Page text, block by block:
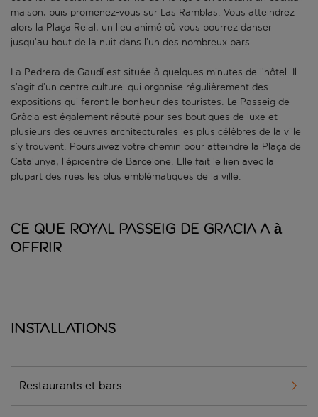
maison, puis promenez-vous sur Las Ramblas. Vous atteindrez
alors la Plaça Reial, un lieu animé où vous pourrez danser
jusqu’au bout de la nuit dans l’un des nombreux bars.
La Pedrera de Gaudí est située à quelques minutes de l’hôtel. Il
s’agit d’un centre culturel qui organise régulièrement des
expositions qui feront le bonheur des touristes. Le Passeig de
Gràcia est également réputé pour ses boutiques de luxe et
plusieurs des œuvres architecturales les plus célèbres de la ville
s’y trouvent. Poursuivez votre chemin pour atteindre la Plaça de
Catalunya, l’épicentre de Barcelone. Elle fait le lien avec la
plupart des rues les plus emblématiques de la ville.
Ce que Royal Passeig de Gracia a à
offrir
Installations
Restaurants et bars